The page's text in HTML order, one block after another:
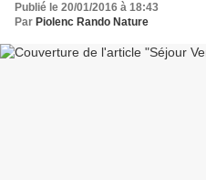
Publié le 20/01/2016 à 18:43
Par Piolenc Rando Nature